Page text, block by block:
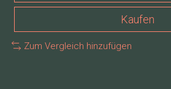
Kaufen
Zum Vergleich hinzufügen